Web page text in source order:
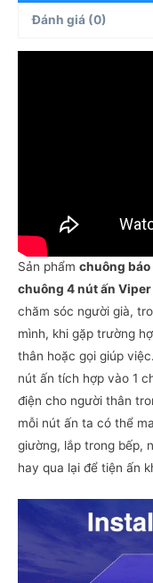
lượng
Đánh giá (0)
Sản phẩm chuông báo
chuông 4 nút ấn
chăm sóc người già,
mình, khi gặp trường
thân hoặc gọi giúp
nút ấn tích hợp vào 1
điện cho người thân
mỗi nút ấn ta có thể
giường, lắp trong bếp,
hay qua lại để tiện ấn